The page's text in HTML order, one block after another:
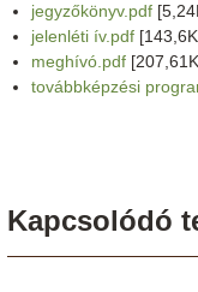
jegyzőkönyv.pdf
jelenléti ív.pdf
meghívó.pdf
továbbképzési
Kapcsolódó